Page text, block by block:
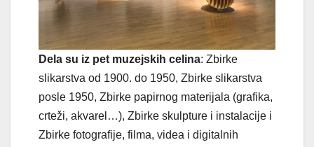
Dela su iz pet muzejskih celina: Zbirke
slikarstva od 1900. do 1950, Zbirke slikarstva
posle 1950, Zbirke papirnog materijala (grafika,
crteži, akvarel…), Zbirke skulpture i instalacije i
Zbirke fotografije, filma, videa i digitalnih